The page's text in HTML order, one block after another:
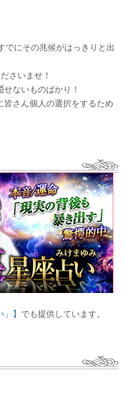
でにその兆候がはっきりと出
さいませ！
ないものばかり！
さん個人の選択をするため
】 でも提供しています。